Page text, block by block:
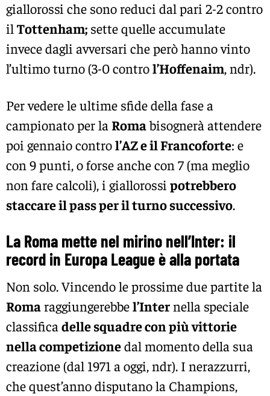
giallorossi che sono reduci dal pari 2-2 contro
il Tottenham; sette quelle accumulate
invece dagli avversari che però hanno vinto
l’ultimo turno (3-0 control’Hoffenaim, ndr).
Per vedere le ultime sfide della fase a
campionato per la Romabisognerà attendere
poi gennaio control’AZ e il Francoforte: e
con 9 punti, o forse anche con 7 (ma meglio
non fare calcoli), i giallorossi potrebbero
staccare il pass per il turno successivo.
La Roma mette nel mirino nell’Inter: il
record in Europa League è alla portata
Non solo. Vincendo le prossime due partite la
Romaraggiungerebbel’Internella speciale
classifica delle squadre con più vittorie
nella competizionedal momento della sua
creazione (dal 1971 a oggi, ndr). I nerazzurri,
che quest’anno disputano la Champions,